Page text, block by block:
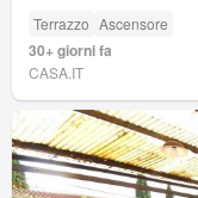
Terrazzo Ascensore
30+ giorni fa
CASA.IT